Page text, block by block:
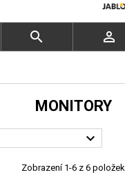
 
MONITORY

Zobrazení 1-6 z 6 položek